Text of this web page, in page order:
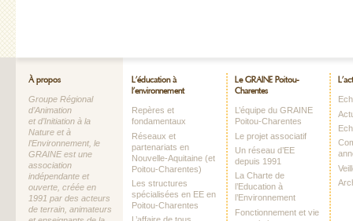
À propos
Groupe Régional
d’Animation
et d’Initiation à la
Nature et à
l’Environnement, le
GRAINE est une
association
indépendante et
ouverte, créée en
1991 par des acteurs
de terrain, animateurs
L’éducation à
l’environnement
Repères et
fondamentaux
Réseaux et
partenariats en
Nouvelle-Aquitaine (et
Poitou-Charentes)
Les structures
spécialisées en EE en
Poitou-Charentes
Le GRAINE Poitou-
Charentes
L’équipe du GRAINE
Poitou-Charentes
Le projet associatif
Un réseau d’EE
depuis 1991
La Charte de
l’Education à
l’Environnement
Fonctionnement et vie